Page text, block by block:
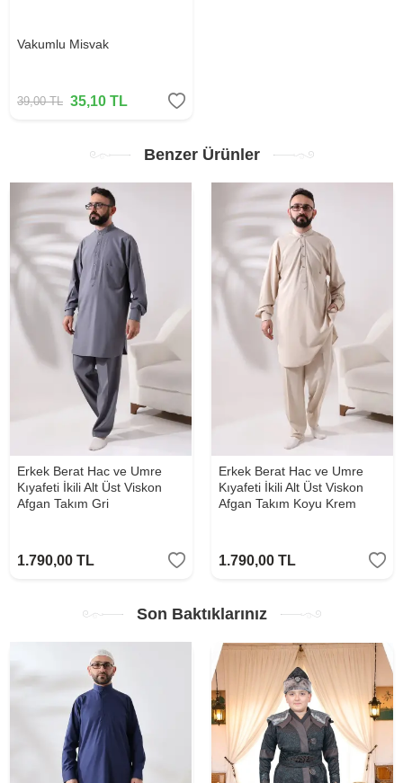
Vakumlu Misvak
39,00TL 35,10 TL
Benzer Ürünler
Erkek Berat Hac ve Umre
Kıyafeti İkili Alt Üst Viskon
Afgan Takım Gri
1.790,00 TL
Erkek Berat Hac ve Umre
Kıyafeti İkili Alt Üst Viskon
Afgan Takım Koyu Krem
1.790,00TL
Son Baktıklarınız